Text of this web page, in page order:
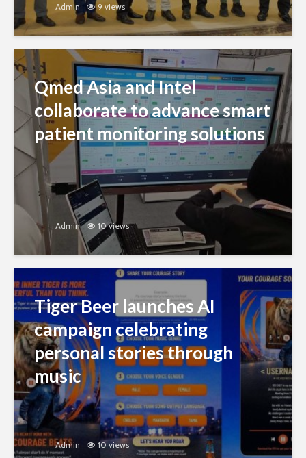
Admin 9 views
Qmed Asia and Intel
collaborate to advance smart
patient monitoring solutions
Admin 10 views
Tiger Beer launches AI
campaign celebrating
personal stories through
music
Admin 10 views